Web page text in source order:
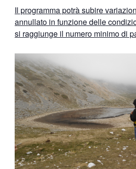
Il programma potrà subire
annullato in funzione delle
si raggiunge il numero minimo di